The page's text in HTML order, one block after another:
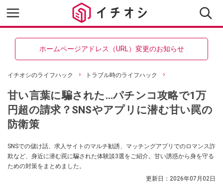
ホームページアドレス（URL）変更のお知らせ
イチオシのライフハック トラブル時のライフハック
甘い言葉に騙された…パチンコ攻略で1万
円超の請求？SNSやアプリに潜む甘い罠の
防衛策
SNSでの儲け話、求人サイトのマルチ勧誘、マッチングアプリでのロマンス詐
欺など、身近に潜む罠に騙された体験談3選をご紹介。甘い誘惑から身を守る
ための対策をまとめました。
更新日： 2026年07月02日